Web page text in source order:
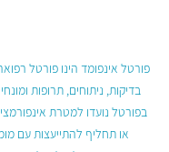
פורטל אינפומד הינו פורטל
בדיקות, ניתוחים, תרופות
בפורטל נועדו למטרת
או תחליף להתייעצות עם